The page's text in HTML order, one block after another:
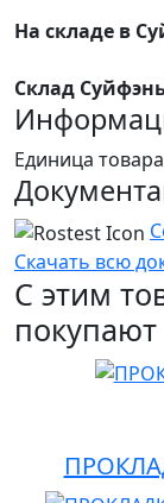
На складе в
Склад
Единица
Скачать всю
С этим
покупают